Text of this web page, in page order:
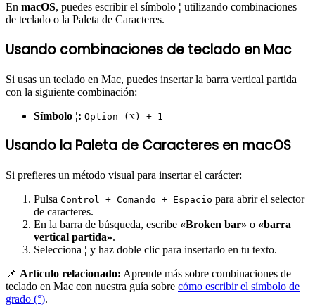
En macOS, puedes escribir el símbolo ¦ utilizando combinaciones
de teclado o la Paleta de Caracteres.
Usando combinaciones de teclado en Mac
Si usas un teclado en Mac, puedes insertar la barra vertical partida
con la siguiente combinación:
Símbolo ¦: Option (⌥) + 1
Usando la Paleta de Caracteres en macOS
Si prefieres un método visual para insertar el carácter:
Pulsa Control + Comando + Espacio para abrir el selector
de caracteres.
En la barra de búsqueda, escribe «Broken bar» o «barra
vertical partida».
Selecciona ¦ y haz doble clic para insertarlo en tu texto.
📌 Artículo relacionado: Aprende más sobre combinaciones de
teclado en Mac con nuestra guía sobre cómo escribir el símbolo de
grado (°).